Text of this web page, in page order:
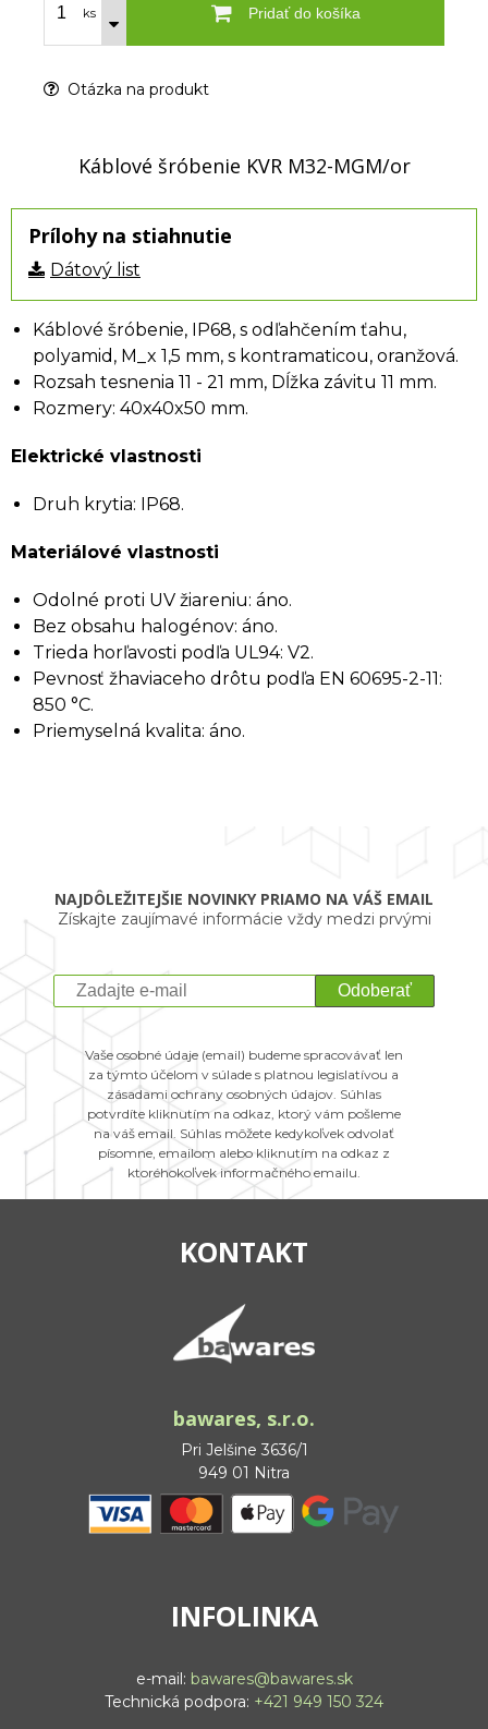
ks Pridať do košíka
Otázka na produkt
Káblové šróbenie KVR M32-MGM/or
Prílohy na stiahnutie
Dátový list
Káblové šróbenie, IP68, s odľahčením ťahu,
polyamid, M_x 1,5 mm, s kontramaticou, oranžová.
Rozsah tesnenia 11 - 21 mm, Dĺžka závitu 11 mm.
Rozmery: 40x40x50 mm.
Elektrické vlastnosti
Druh krytia: IP68.
Materiálové vlastnosti
Odolné proti UV žiareniu: áno.
Bez obsahu halogénov: áno.
Trieda horľavosti podľa UL94: V2.
Pevnosť žhaviaceho drôtu podľa EN 60695-2-11:
850 °C.
Priemyselná kvalita: áno.
NAJDÔLEŽITEJŠIE NOVINKY PRIAMO NA VÁŠ EMAIL
Získajte zaujímavé informácie vždy medzi prvými
Odoberať
Vaše osobné údaje (email) budeme spracovávať len
za týmto účelom v súlade s platnou legislatívou a
zásadami ochrany osobných údajov. Súhlas
potvrdíte kliknutím na odkaz, ktorý vám pošleme
na váš email. Súhlas môžete kedykoľvek odvolať
písomne, emailom alebo kliknutím na odkaz z
ktoréhokoľvek informačného emailu.
KONTAKT
bawares, s.r.o.
Pri Jelšine 3636/1
949 01 Nitra
INFOLINKA
e-mail: bawares@bawares.sk
Technická podpora: +421 949 150 324